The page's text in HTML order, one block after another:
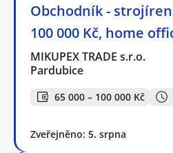
Obchodník -
100 000 Kč, home
MIKUPEX TRADE s.r.o.
Pardubice
65 000 – 100 000 Kč
Zveřejněno: 5. srpna